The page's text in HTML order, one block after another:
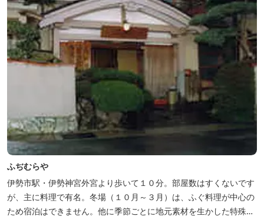
ふぢむらや
伊勢市駅・伊勢神宮外宮より歩いて１０分。部屋数はすくないです
が、主に料理で有名。冬場（１０月～３月）は、ふぐ料理が中心の
ため宿泊はできません。他に季節ごとに地元素材を生かした特殊料